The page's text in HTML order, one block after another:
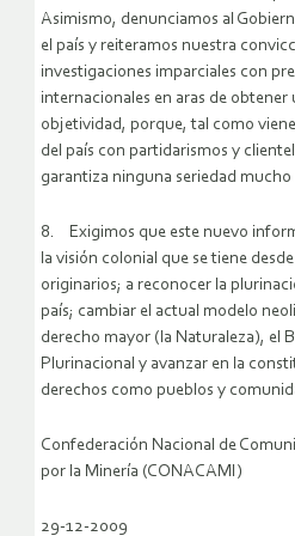
Asimismo, denunciamos al
el país y reiteramos nuestra
investigaciones imparciales con
internacionales en aras de obtener
objetividad, porque, tal como
del país con partidarismos y
garantiza ninguna seriedad mucho
8. Exigimos que este nuevo
la visión colonial que se tiene
originarios; a reconocer la
país; cambiar el actual modelo
derecho mayor (la Naturaleza), el
Plurinacional y avanzar en la
derechos como pueblos y
Confederación Nacional de
por la Minería (CONACAMI)
29-12-2009